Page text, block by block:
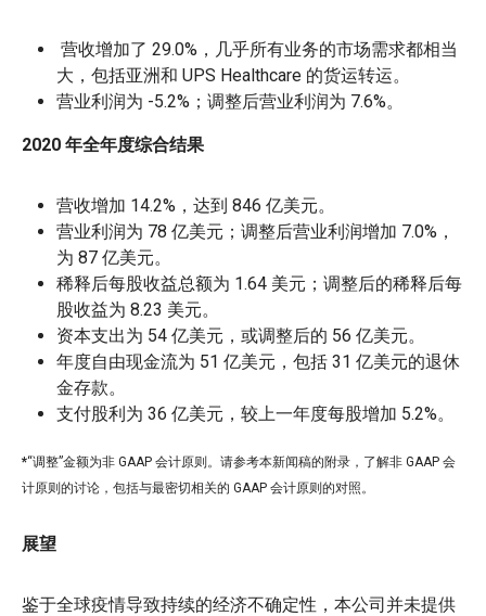
营收增加了 29.0%，几乎所有业务的市场需求都相当
大，包括亚洲和 UPS Healthcare 的货运转运。
营业利润为 -5.2%；调整后营业利润为 7.6%。
2020 年全年度综合结果
营收增加 14.2%，达到 846 亿美元。
营业利润为 78 亿美元；调整后营业利润增加 7.0%，
为 87 亿美元。
稀释后每股收益总额为 1.64 美元；调整后的稀释后每
股收益为 8.23 美元。
资本支出为 54 亿美元，或调整后的 56 亿美元。
年度自由现金流为 51 亿美元，包括 31 亿美元的退休
金存款。
支付股利为 36 亿美元，较上一年度每股增加 5.2%。
*“调整”金额为非 GAAP 会计原则。请参考本新闻稿的附录，了解非 GAAP 会
计原则的讨论，包括与最密切相关的 GAAP 会计原则的对照。
展望
鉴于全球疫情导致持续的经济不确定性，本公司并未提供